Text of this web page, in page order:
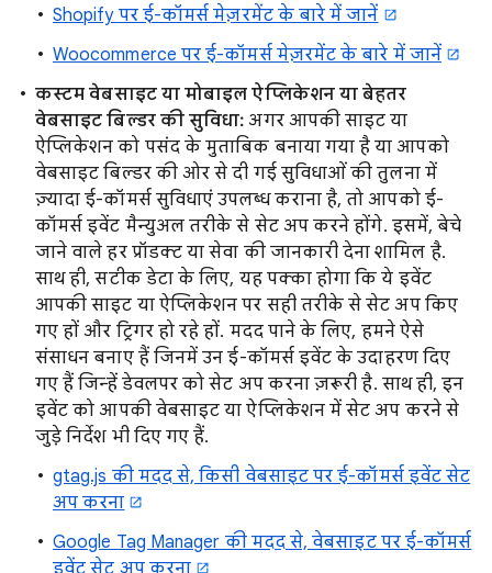
Shopify पर ई-कॉमर्स मेज़रमेंट के बारे में जानें
Woocommerce पर ई-कॉमर्स मेज़रमेंट के बारे में जानें
कस्टम वेबसाइट या मोबाइल ऐप्लिकेशन या बेहतर
वेबसाइट बिल्डर की सुविधा: अगर आपकी साइट या
ऐप्लिकेशन को पसंद के मुताबिक बनाया गया है या आपको
वेबसाइट बिल्डर की ओर से दी गई सुविधाओं की तुलना में
ज़्यादा ई-कॉमर्स सुविधाएं उपलब्ध कराना है, तो आपको ई-
कॉमर्स इवेंट मैन्युअल तरीके से सेट अप करने होंगे. इसमें, बेचे
जाने वाले हर प्रॉडक्ट या सेवा की जानकारी देना शामिल है.
साथ ही, सटीक डेटा के लिए, यह पक्का होगा कि ये इवेंट
आपकी साइट या ऐप्लिकेशन पर सही तरीके से सेट अप किए
गए हों और ट्रिगर हो रहे हों. मदद पाने के लिए, हमने ऐसे
संसाधन बनाए हैं जिनमें उन ई-कॉमर्स इवेंट के उदाहरण दिए
गए हैं जिन्हें डेवलपर को सेट अप करना ज़रूरी है. साथ ही, इन
इवेंट को आपकी वेबसाइट या ऐप्लिकेशन में सेट अप करने से
जुड़े निर्देश भी दिए गए हैं.
gtag.js की मदद से, किसी वेबसाइट पर ई-कॉमर्स इवेंट सेट
अप करना
Google Tag Manager की मदद से, वेबसाइट पर ई-कॉमर्स
इवेंट सेट अप करना